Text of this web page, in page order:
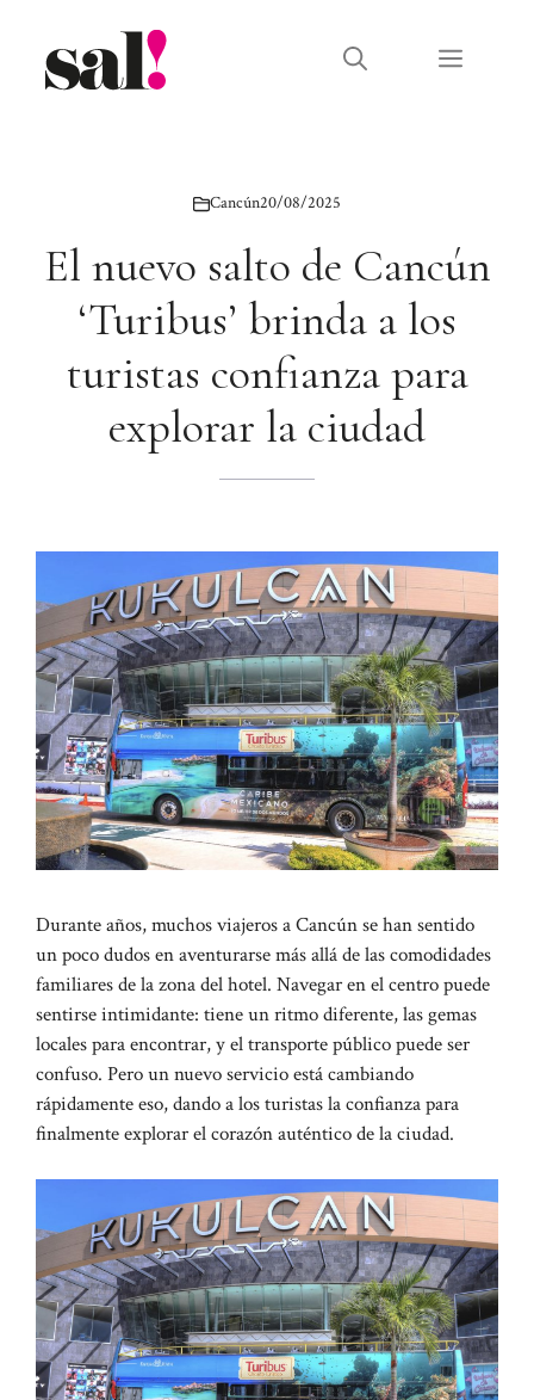
contenido
Menú
Cancún20/08/2025
El nuevo salto de Cancún
‘Turibus’ brinda a los
turistas confianza para
explorar la ciudad
Durante años, muchos viajeros a Cancún se han sentido
un poco dudos en aventurarse más allá de las comodidades
familiares de la zona del hotel. Navegar en el centro puede
sentirse intimidante: tiene un ritmo diferente, las gemas
locales para encontrar, y el transporte público puede ser
confuso. Pero un nuevo servicio está cambiando
rápidamente eso, dando a los turistas la confianza para
finalmente explorar el corazón auténtico de la ciudad.